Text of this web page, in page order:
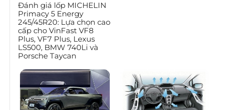
Đánh giá lốp MICHELIN
Primacy 5 Energy
245/45R20: Lựa chọn cao
cấp cho VinFast VF8
Plus, VF7 Plus, Lexus
LS500, BMW 740Li và
Porsche Taycan